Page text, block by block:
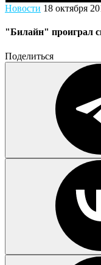
Новости 18 октября
"Билайн" проиграл
Поделиться